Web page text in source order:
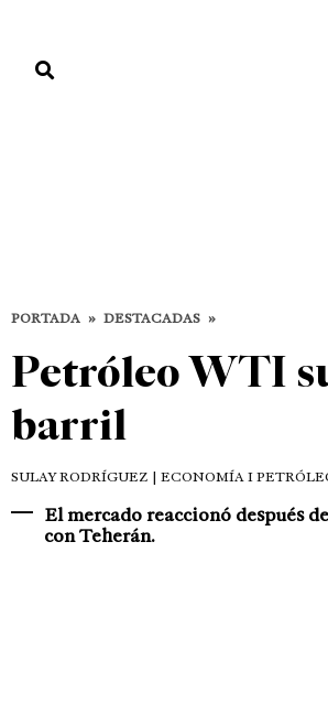
PORTADA » DESTACADAS »
Petróleo WTI
barril
SULAY RODRÍGUEZ | ECONOMÍA I
El mercado reaccionó después
con Teherán.